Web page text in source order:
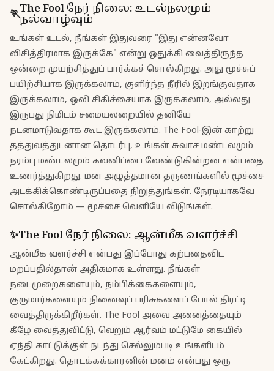
🏃The Fool நேர் நிலை:உடல்நலமும்
நல்வாழ்வும்
உங்கள் உடல், நீங்கள் இதுவரை "இது என்னவோ
விசித்திரமாக இருக்கே" என்று ஒதுக்கி வைத்திருந்த
ஒன்றை முயற்சித்துப் பார்க்கச் சொல்கிறது. அது மூச்சுப்
பயிற்சியாக இருக்கலாம், குளிர்ந்த நீரில் இறங்குவதாக
இருக்கலாம், ஒலி சிகிச்சையாக இருக்கலாம், அல்லது
இருபது நிமிடம் சமையலறையில் தனியே
நடனமாடுவதாக கூட இருக்கலாம். The Fool-இன் காற்று
தத்துவத்துடனான தொடர்பு, உங்கள் சுவாச மண்டலமும்
நரம்பு மண்டலமும் கவனிப்பை வேண்டுகின்றன என்பதை
உணர்த்துகிறது. மன அழுத்தமான தருணங்களில் மூச்சை
அடக்கிக்கொண்டிருப்பதை நிறுத்துங்கள். நேரடியாகவே
சொல்கிறோம் — மூச்சை வெளியே விடுங்கள்.
✨The Foolநேர் நிலை: ஆன்மீக வளர்ச்சி
ஆன்மீக வளர்ச்சி என்பது இப்போது கற்பதைவிட
மறப்பதில்தான் அதிகமாக உள்ளது. நீங்கள்
நடைமுறைகளையும், நம்பிக்கைகளையும்,
குருமார்களையும் நினைவுப் பரிசுகளைப் போல் திரட்டி
வைத்திருக்கிறீர்கள். The Fool அவை அனைத்தையும்
கீழே வைத்துவிட்டு, வெறும் ஆர்வம் மட்டுமே கையில்
ஏந்தி காட்டுக்குள் நடந்து செல்லும்படி உங்களிடம்
கேட்கிறது. தொடக்கக்காரனின் மனம் என்பது ஒரு